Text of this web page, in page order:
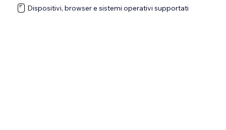
Dispositivi, browser e sistemi operativi supportati